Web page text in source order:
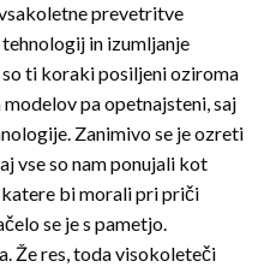
prevetritve
in izumljanje
ti koraki posiljeni oziroma
pa opetnajsteni, saj
Zanimivo se je ozreti
vse so nam ponujali kot
bi morali pri priči
se je s pametjo.
Že res, toda visokoleteči